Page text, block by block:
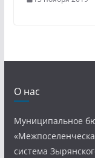
О нас
Муниципальное
система